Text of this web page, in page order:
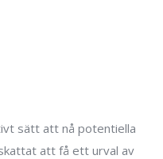
sätt att nå potentiella
att få ett urval av